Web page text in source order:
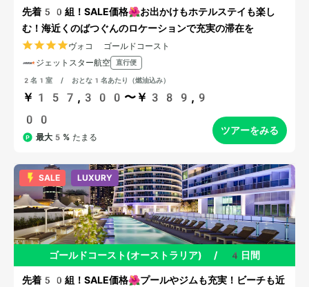
先着50組！SALE価格🌺お出かけもホテルステイも楽し
む！海近くのばつぐんのロケーションで充実の滞在を
ヴォコ ゴールドコースト
ジェットスター航空
直行便
2名1室 / おとな1名あたり（燃油込み）
￥157,300〜￥389,9
00
最大5% たまる
ツアーをみる
SALE LUXURY
ゴールドコースト(オーストラリア) / 4日間
先着50組！SALE価格🌺プールやジムも充実！ビーチも近